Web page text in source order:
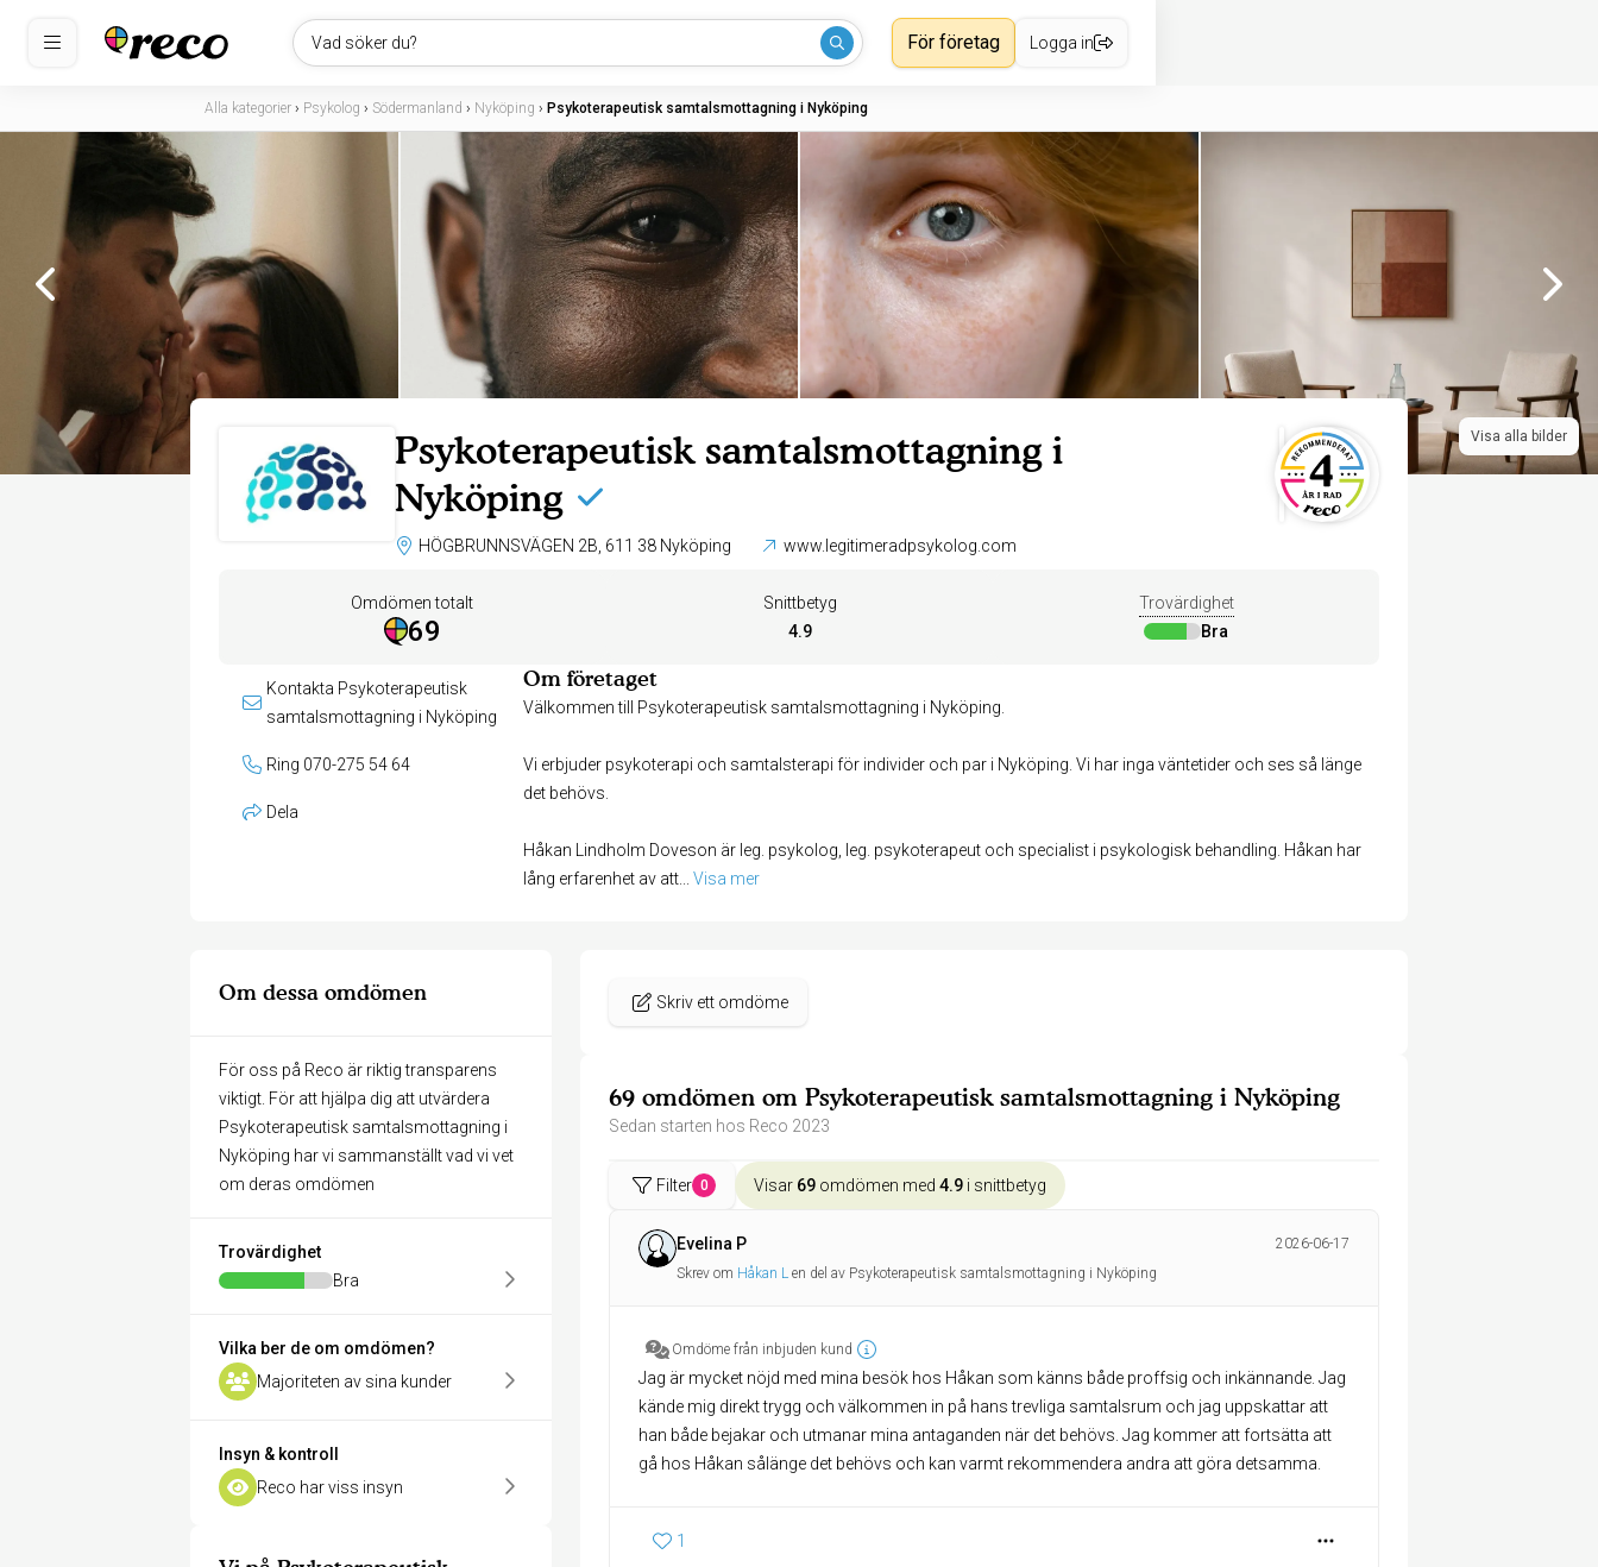
Vad söker du? För företag Logga in
Alla kategorier › Psykolog › Södermanland › Nyköping › Psykoterapeutisk samtalsmottagning i Nyköping
Visa alla bilder
Psykoterapeutisk samtalsmottagning i
Nyköping
HÖGBRUNNSVÄGEN 2B, 611 38 Nyköping www.legitimeradpsykolog.com
Omdömen totalt
69
Snittbetyg
4.9
Trovärdighet
Bra
Kontakta Psykoterapeutisk
samtalsmottagning i Nyköping
Ring 070-275 54 64
Dela
Om företaget
Välkommen till Psykoterapeutisk samtalsmottagning i Nyköping.
Vi erbjuder psykoterapi och samtalsterapi för individer och par i Nyköping. Vi har inga väntetider och ses så länge
det behövs.
Håkan Lindholm Doveson är leg. psykolog, leg. psykoterapeut och specialist i psykologisk behandling. Håkan har
lång erfarenhet av att
Visa mer
Om dessa omdömen
För oss på Reco är riktig transparens
viktigt. För att hjälpa dig att utvärdera
Psykoterapeutisk samtalsmottagning i
Nyköping har vi sammanställt vad vi vet
om deras omdömen
Trovärdighet
Bra
Vilka ber de om omdömen?
Majoriteten av sina kunder
Insyn & kontroll
Reco har viss insyn
Skriv ett omdöme
69 omdömen om Psykoterapeutisk samtalsmottagning i Nyköping
Sedan starten hos Reco 2023
Filter 0 Visar 69 omdömen med 4.9 i snittbetyg
Evelina P
2026-06-17
Skrev om Håkan L en del av Psykoterapeutisk samtalsmottagning i Nyköping
Omdöme från inbjuden kund
Jag är mycket nöjd med mina besök hos Håkan som känns både proffsig och inkännande. Jag
kände mig direkt trygg och välkommen in på hans trevliga samtalsrum och jag uppskattar att
han både bejakar och utmanar mina antaganden när det behövs. Jag kommer att fortsätta att
gå hos Håkan sålänge det behövs och kan varmt rekommendera andra att göra detsamma.
1